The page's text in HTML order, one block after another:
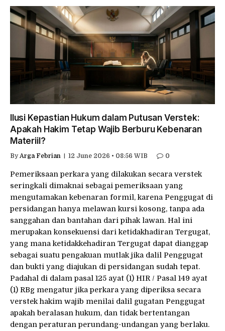
Ilusi Kepastian Hukum dalam Putusan Verstek:
Apakah Hakim Tetap Wajib Berburu Kebenaran
Materiil?
By Arga Febrian 12 June 2026 • 08:56 WIB 0
Pemeriksaan perkara yang dilakukan secara verstek
seringkali dimaknai sebagai pemeriksaan yang
mengutamakan kebenaran formil, karena Penggugat di
persidangan hanya melawan kursi kosong, tanpa ada
sanggahan dan bantahan dari pihak lawan. Hal ini
merupakan konsekuensi dari ketidakhadiran Tergugat,
yang mana ketidakkehadiran Tergugat dapat dianggap
sebagai suatu pengakuan mutlak jika dalil Penggugat
dan bukti yang diajukan di persidangan sudah tepat.
Padahal di dalam pasal 125 ayat (1) HIR / Pasal 149 ayat
(1) RBg mengatur jika perkara yang diperiksa secara
verstek hakim wajib menilai dalil gugatan Penggugat
apakah beralasan hukum, dan tidak bertentangan
dengan peraturan perundang-undangan yang berlaku.